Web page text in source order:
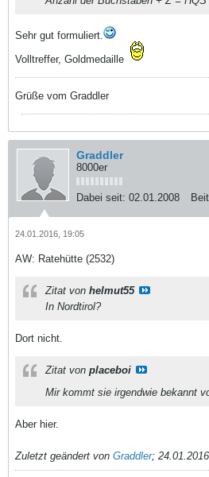
Sehr gut formuliert.
Volltreffer, Goldmedaille
Grüße vom Graddler
Graddler
8000er
Dabei seit: 02.01.2008
24.01.2016, 19:05
AW: Ratehütte (2532)
Zitat von helmut55
In Nordtirol?
Dort nicht.
Zitat von placeboi
Mir kommt sie irgendwie bekannt
Aber hier.
Zuletzt geändert von Graddler;